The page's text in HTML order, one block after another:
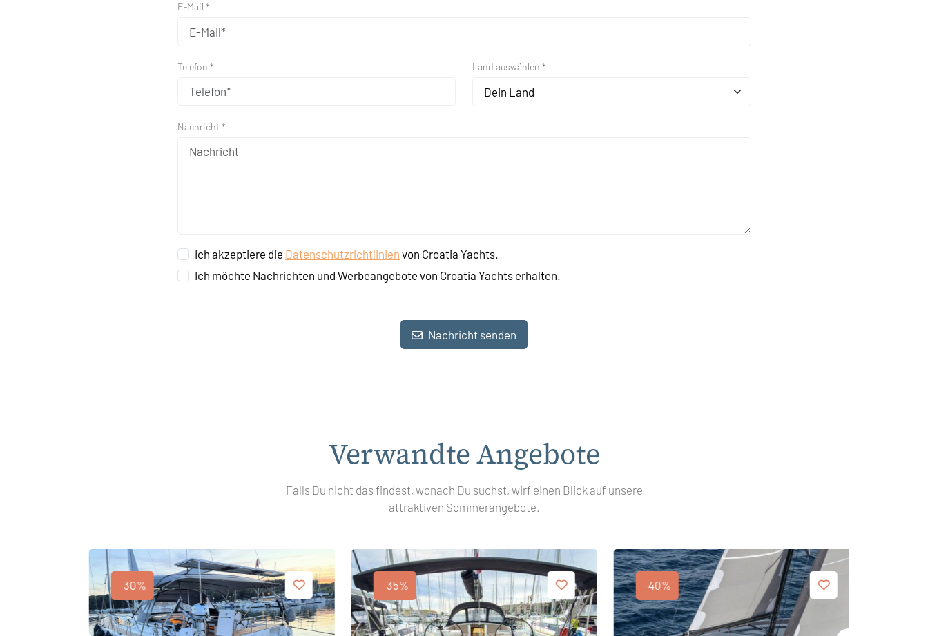
E-Mail *
Telefon * Land auswählen *
Dein Land
Nachricht *
Ich akzeptiere die Datenschutzrichtlinien von Croatia Yachts.
Ich möchte Nachrichten und Werbeangebote von Croatia Yachts erhalten.
Nachricht senden
Verwandte Angebote
Falls Du nicht das findest, wonach Du suchst, wirf einen Blick auf unsere
attraktiven Sommerangebote.
-30% -35% -40%